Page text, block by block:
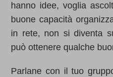
hanno idee, voglia
buone capacità
in rete, non si diventa
può ottenere qualche
Parlane con il tuo